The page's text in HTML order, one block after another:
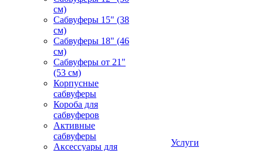
см)
Сабвуферы 15" (38
см)
Сабвуферы 18" (46
см)
Сабвуферы от 21"
(53 см)
Корпусные
сабвуферы
Короба для
сабвуферов
Активные
сабвуферы
Аксессуары для
Услуги